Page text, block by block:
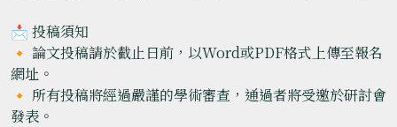
📩 投稿須知
🔸 論文投稿請於截止日前，以Word或PDF格式上傳至報名
網址。
🔸 所有投稿將經過嚴謹的學術審查，通過者將受邀於研討會
發表。